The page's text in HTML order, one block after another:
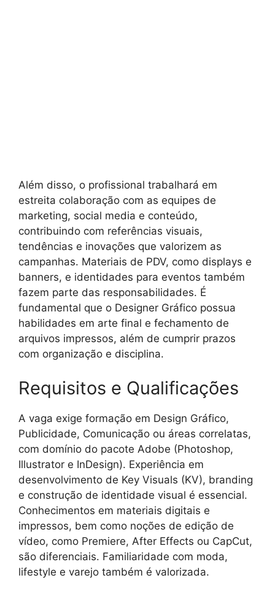
Além disso, o profissional trabalhará em
estreita colaboração com as equipes de
marketing, social media e conteúdo,
contribuindo com referências visuais,
tendências e inovações que valorizem as
campanhas. Materiais de PDV, como displays e
banners, e identidades para eventos também
fazem parte das responsabilidades. É
fundamental que o Designer Gráfico possua
habilidades em arte final e fechamento de
arquivos impressos, além de cumprir prazos
com organização e disciplina.
Requisitos e Qualificações
A vaga exige formação em Design Gráfico,
Publicidade, Comunicação ou áreas correlatas,
com domínio do pacote Adobe (Photoshop,
Illustrator e InDesign). Experiência em
desenvolvimento de Key Visuals (KV), branding
e construção de identidade visual é essencial.
Conhecimentos em materiais digitais e
impressos, bem como noções de edição de
vídeo, como Premiere, After Effects ou CapCut,
são diferenciais. Familiaridade com moda,
lifestyle e varejo também é valorizada.